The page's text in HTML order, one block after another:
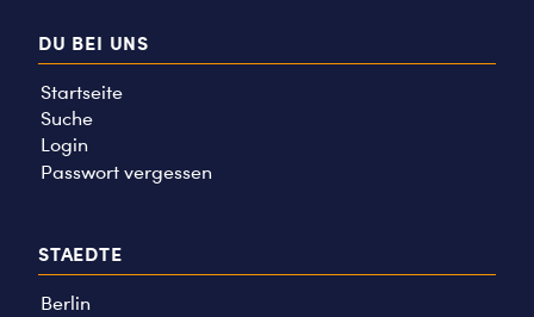
DU BEI UNS
Startseite
Suche
Login
Passwort vergessen
STAEDTE
Berlin